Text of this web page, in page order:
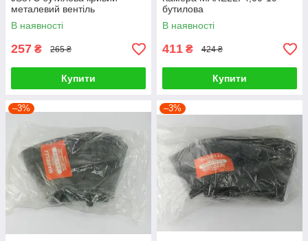
металевий вентіль
В наявності
257 ₴ 265 ₴
Купити
бутилова
В наявності
411 ₴ 424 ₴
Купити
–3% –3%